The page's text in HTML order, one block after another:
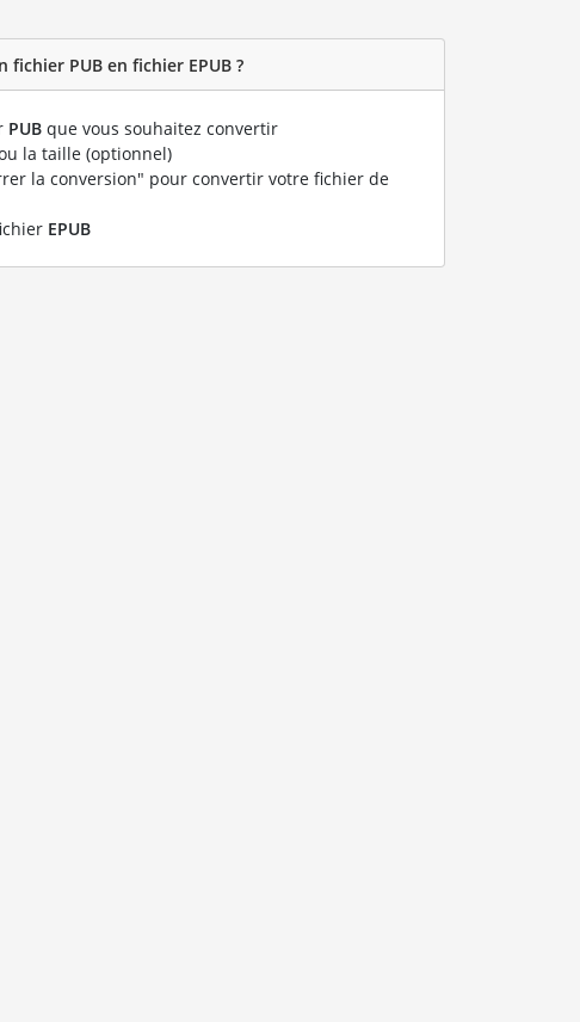
PUB en fichier EPUB ?
PUB que vous souhaitez convertir
la taille (optionnel)
la conversion" pour convertir votre fichier de
EPUB